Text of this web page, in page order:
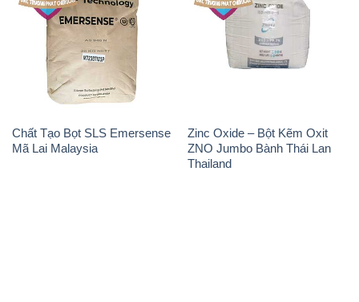
Chất Tạo Bọt SLS Emersense
Mã Lai Malaysia
Zinc Oxide – Bột Kẽm Oxit
ZNO Jumbo Bành Thái Lan
Thailand